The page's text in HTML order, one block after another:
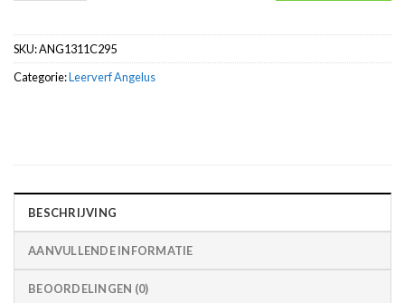
SKU:ANG1311C295
Categorie:Leerverf Angelus
BESCHRIJVING
AANVULLENDE INFORMATIE
BEOORDELINGEN (0)